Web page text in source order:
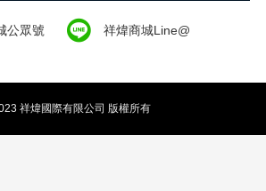
公眾號 祥煒商城Line@
祥煒國際有限公司 版權所有